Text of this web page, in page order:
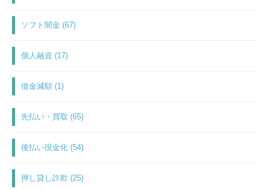
ソフト闇金 (67)
個人融資 (17)
借金減額 (1)
先払い・買取 (65)
後払い現金化 (54)
押し貸し詐欺 (25)